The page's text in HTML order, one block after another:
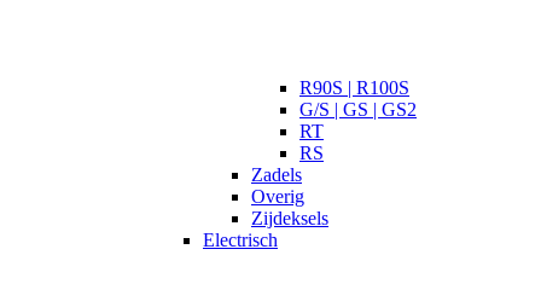
R90S | R100S
G/S | GS | GS2
RT
RS
Zadels
Overig
Zijdeksels
Electrisch